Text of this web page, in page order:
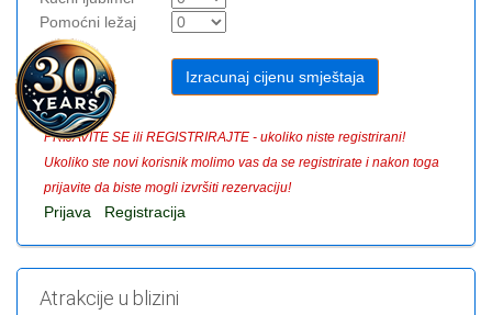
Pomoćni ležaj
PRIJAVITE SE ili REGISTRIRAJTE - ukoliko niste registrirani!
Ukoliko ste novi korisnik molimo vas da se registrirate i nakon toga
prijavite da biste mogli izvršiti rezervaciju!
Prijava Registracija
Atrakcije u blizini